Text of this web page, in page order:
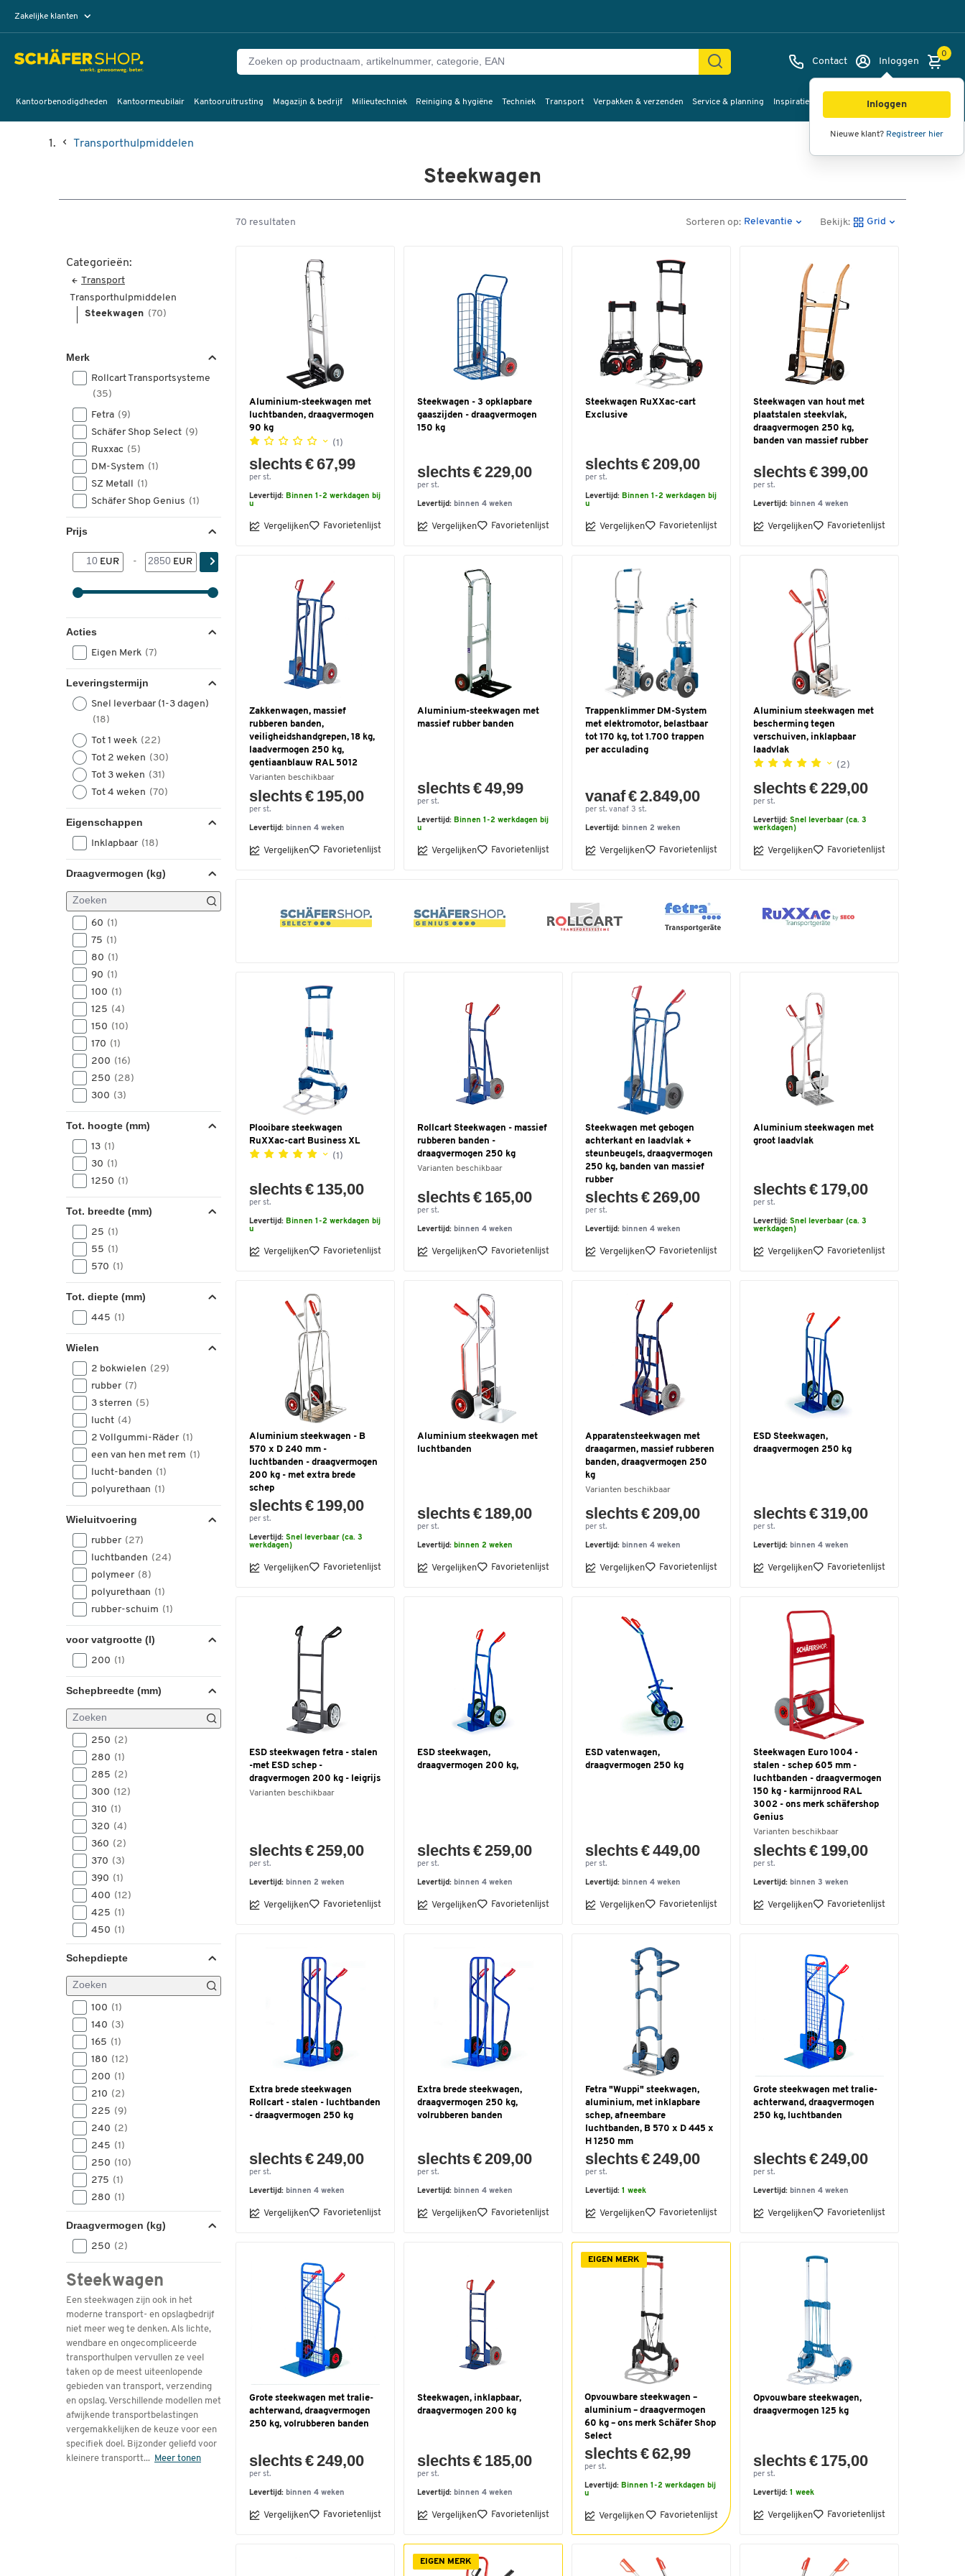
Zakelijke klanten
Contact Inloggen
Inloggen
Nieuwe klant? Registreer hier
0
Kantoorbenodigdheden Kantoormeubilair Kantooruitrusting Magazijn & bedrijf Milieutechniek Reiniging & hygiëne Techniek Transport Verpakken & verzenden Service & planning Inspiratie
Transporthulpmiddelen
Steekwagen
Categorieën:
Transport
Transporthulpmiddelen
Steekwagen (70)
Merk
Rollcart Transportsysteme
(35)
Fetra (9)
Schäfer Shop Select (9)
Ruxxac (5)
DM-System (1)
SZ Metall (1)
Schäfer Shop Genius (1)
Prijs
EUR - EUR
Acties
Eigen Merk (7)
Leveringstermijn
Snel leverbaar (1-3 dagen)
(18)
Tot 1 week (22)
Tot 2 weken (30)
Tot 3 weken (31)
Tot 4 weken (70)
Eigenschappen
Inklapbaar (18)
Draagvermogen (kg)
60 (1)
75 (1)
80 (1)
90 (1)
100 (1)
125 (4)
150 (10)
170 (1)
200 (16)
250 (28)
300 (3)
Tot. hoogte (mm)
13 (1)
30 (1)
1250 (1)
Tot. breedte (mm)
25 (1)
55 (1)
570 (1)
Tot. diepte (mm)
445 (1)
Wielen
2 bokwielen (29)
rubber (7)
3 sterren (5)
lucht (4)
2 Vollgummi-Räder (1)
een van hen met rem (1)
lucht-banden (1)
polyurethaan (1)
Wieluitvoering
rubber (27)
luchtbanden (24)
polymeer (8)
polyurethaan (1)
rubber-schuim (1)
voor vatgrootte (l)
200 (1)
Schepbreedte (mm)
250 (2)
280 (1)
285 (2)
300 (12)
310 (1)
320 (4)
360 (2)
370 (3)
390 (1)
400 (12)
425 (1)
450 (1)
460(1)
480 (14)
490
550(1)
Schepdiepte
100 (1)
140 (3)
165 (1)
180 (12)
200 (1)
210 (2)
225 (9)
240 (2)
245 (1)
250 (10)
275 (1)
280 (1)
290(1)
300(5)
320 (1)
340 (2)
345(1)
390 (2)
(4)
Draagvermogen (kg)
250 (2)
Steekwagen
Een steekwagen zijn ook in het
moderne transport- en opslagbedrijf
niet meer weg te denken. Als lichte,
wendbare en ongecompliceerde
transporthulpen vervullen ze veel
taken op de meest uiteenlopende
gebieden van transport, verzending
en opslag. Verschillende modellen met
afwijkende transportbelastingen
vergemakkelijken de keuze voor een
specifiek doel. Bijzonder geliefd voor
kleinere transportt... Meer tonen
70 resultaten Sorteren op: Relevantie Bekijk: Grid
Aluminium-steekwagen met
luchtbanden, draagvermogen
90 kg
(1)
slechts € 67,99
per st.
Levertijd: Binnen 1-2 werkdagen bij
u
Vergelijken Favorietenlijst
Steekwagen - 3 opklapbare
gaaszijden - draagvermogen
150 kg
slechts € 229,00
per st.
Levertijd: binnen 4 weken
Vergelijken Favorietenlijst
Steekwagen RuXXac-cart
Exclusive
slechts € 209,00
per st.
Levertijd: Binnen 1-2 werkdagen bij
u
Vergelijken Favorietenlijst
Steekwagen van hout met
plaatstalen steekvlak,
draagvermogen 250 kg,
banden van massief rubber
slechts € 399,00
per st.
Levertijd: binnen 4 weken
Vergelijken Favorietenlijst
Zakkenwagen, massief
rubberen banden,
veiligheidshandgrepen, 18 kg,
laadvermogen 250 kg,
gentiaanblauw RAL 5012
Varianten beschikbaar
slechts € 195,00
per st.
Levertijd: binnen 4 weken
Vergelijken Favorietenlijst
Aluminium-steekwagen met
massief rubber banden
slechts € 49,99
per st.
Levertijd: Binnen 1-2 werkdagen bij
u
Vergelijken Favorietenlijst
Trappenklimmer DM-System
met elektromotor, belastbaar
tot 170 kg, tot 1.700 trappen
per acculading
vanaf € 2.849,00
per st. vanaf 3 st.
Levertijd: binnen 2 weken
Vergelijken Favorietenlijst
Aluminium steekwagen met
bescherming tegen
verschuiven, inklapbaar
laadvlak
(2)
slechts € 229,00
per st.
Levertijd: Snel leverbaar (ca. 3
werkdagen)
Vergelijken Favorietenlijst
Plooibare steekwagen
RuXXac-cart Business XL
(1)
slechts € 135,00
per st.
Levertijd: Binnen 1-2 werkdagen bij
u
Vergelijken Favorietenlijst
Rollcart Steekwagen - massief
rubberen banden -
draagvermogen 250 kg
Varianten beschikbaar
slechts € 165,00
per st.
Levertijd: binnen 4 weken
Vergelijken Favorietenlijst
Steekwagen met gebogen
achterkant en laadvlak +
steunbeugels, draagvermogen
250 kg, banden van massief
rubber
slechts € 269,00
per st.
Levertijd: binnen 4 weken
Vergelijken Favorietenlijst
Aluminium steekwagen met
groot laadvlak
slechts € 179,00
per st.
Levertijd: Snel leverbaar (ca. 3
werkdagen)
Vergelijken Favorietenlijst
Aluminium steekwagen - B
570 x D 240 mm -
luchtbanden - draagvermogen
200 kg - met extra brede
schep
slechts € 199,00
per st.
Levertijd: Snel leverbaar (ca. 3
werkdagen)
Vergelijken Favorietenlijst
Aluminium steekwagen met
luchtbanden
slechts € 189,00
per st.
Levertijd: binnen 2 weken
Vergelijken Favorietenlijst
Apparatensteekwagen met
draagarmen, massief rubberen
banden, draagvermogen 250
kg
Varianten beschikbaar
slechts € 209,00
per st.
Levertijd: binnen 4 weken
Vergelijken Favorietenlijst
ESD Steekwagen,
draagvermogen 250 kg
slechts € 319,00
per st.
Levertijd: binnen 4 weken
Vergelijken Favorietenlijst
ESD steekwagen fetra - stalen
-met ESD schep -
dragvermogen 200 kg - leigrijs
Varianten beschikbaar
slechts € 259,00
per st.
Levertijd: binnen 2 weken
Vergelijken Favorietenlijst
ESD steekwagen,
draagvermogen 200 kg,
slechts € 259,00
per st.
Levertijd: binnen 4 weken
Vergelijken Favorietenlijst
ESD vatenwagen,
draagvermogen 250 kg
slechts € 449,00
per st.
Levertijd: binnen 4 weken
Vergelijken Favorietenlijst
Steekwagen Euro 1004 -
stalen - schep 605 mm -
luchtbanden - draagvermogen
150 kg - karmijnrood RAL
3002 - ons merk schäfershop
Genius
Varianten beschikbaar
slechts € 199,00
per st.
Levertijd: binnen 3 weken
Vergelijken Favorietenlijst
Extra brede steekwagen
Rollcart - stalen - luchtbanden
- draagvermogen 250 kg
slechts € 249,00
per st.
Levertijd: binnen 4 weken
Vergelijken Favorietenlijst
Extra brede steekwagen,
draagvermogen 250 kg,
volrubberen banden
slechts € 209,00
per st.
Levertijd: binnen 4 weken
Vergelijken Favorietenlijst
Fetra "Wuppi" steekwagen,
aluminium, met inklapbare
schep, afneembare
luchtbanden, B 570 x D 445 x
H 1250 mm
slechts € 249,00
per st.
Levertijd: 1 week
Vergelijken Favorietenlijst
Grote steekwagen met tralie-
achterwand, draagvermogen
250 kg, luchtbanden
slechts € 249,00
per st.
Levertijd: binnen 4 weken
Vergelijken Favorietenlijst
Grote steekwagen met tralie-
achterwand, draagvermogen
250 kg, volrubberen banden
slechts € 249,00
per st.
Levertijd: binnen 4 weken
Vergelijken Favorietenlijst
Steekwagen, inklapbaar,
draagvermogen 200 kg
slechts € 185,00
per st.
Levertijd: binnen 4 weken
Vergelijken Favorietenlijst
EIGEN MERK
Opvouwbare steekwagen –
aluminium – draagvermogen
60 kg – ons merk Schäfer Shop
Select
slechts € 62,99
per st.
Levertijd: Binnen 1-2 werkdagen bij
u
Vergelijken Favorietenlijst
Opvouwbare steekwagen,
draagvermogen 125 kg
slechts € 175,00
per st.
Levertijd: 1 week
Vergelijken Favorietenlijst
EIGEN MERK